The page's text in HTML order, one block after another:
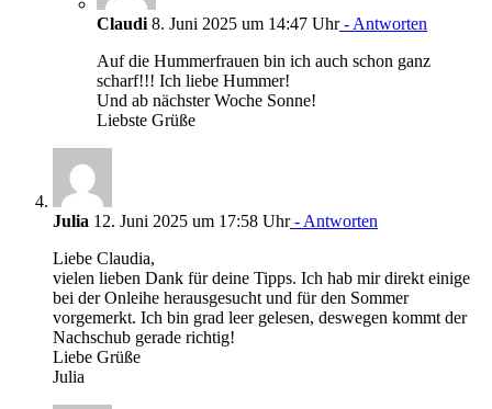
Claudi 8. Juni 2025 um 14:47 Uhr- Antworten
Auf die Hummerfrauen bin ich auch schon ganz
scharf!!! Ich liebe Hummer!
Und ab nächster Woche Sonne!
Liebste Grüße
Julia 12. Juni 2025 um 17:58 Uhr- Antworten
Liebe Claudia,
vielen lieben Dank für deine Tipps. Ich hab mir direkt einige
bei der Onleihe herausgesucht und für den Sommer
vorgemerkt. Ich bin grad leer gelesen, deswegen kommt der
Nachschub gerade richtig!
Liebe Grüße
Julia